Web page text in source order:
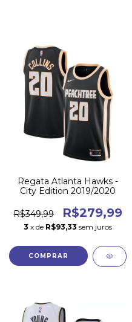
Regata Atlanta Hawks -
City Edition 2019/2020
R$349,99 R$279,99
3 x de R$93,33 sem juros
COMPRAR